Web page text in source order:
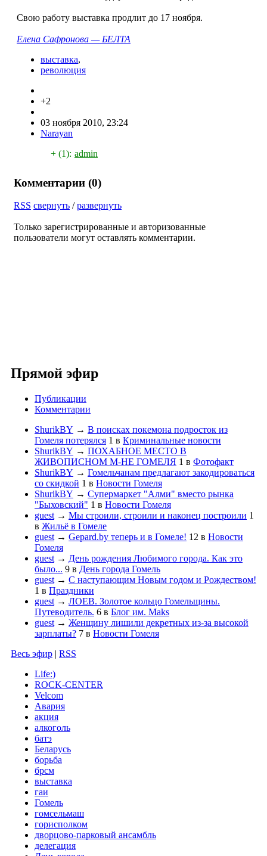
Свою работу выставка продлит до 17 ноября.
Елена Сафронова — БЕЛТА
выставка,
революция
+2
03 ноября 2010, 23:24
Narayan
+ (1): admin
Комментарии (0)
RSS свернуть /развернуть
Только зарегистрированные и авторизованные
пользователи могут оставлять комментарии.
Прямой эфир
Публикации
Комментарии
ShurikBY → В поисках покемона подросток из
Гомеля потерялся 1 в Криминальные новости
ShurikBY → ПОХАБНОЕ МЕСТО В
ЖИВОПИСНОМ М-НЕ ГОМЕЛЯ 1 в Фотофакт
ShurikBY → Гомельчанам предлагают закодироваться
со скидкой 1 в Новости Гомеля
ShurikBY → Супермаркет "Алми" вместо рынка
"Быховский" 1 в Новости Гомеля
guest → Мы строили, строили и наконец построили 1
в Жильё в Гомеле
guest → Gepard.by теперь и в Гомеле! 12 в Новости
Гомеля
guest → День рождения Любимого города. Как это
было... 9 в День города Гомель
guest → С наступающим Новым годом и Рождеством!
1 в Праздники
guest → ЛОЕВ. Золотое кольцо Гомельщины.
Путеводитель. 6 в Блог им. Maks
guest → Женщину лишили декретных из-за высокой
зарплаты? 7 в Новости Гомеля
Весь эфир | RSS
Life:)
ROCK-CENTER
Velcom
Авария
акция
алкоголь
батэ
Беларусь
борьба
брсм
выставка
гаи
Гомель
гомсельмаш
горисполком
дворцово-парковый ансамбль
делегация